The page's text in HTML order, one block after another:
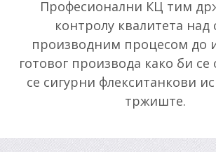
Професионални КЦ тим
контролу квалитета над
производним процесом до
готовог производа како би се
се сигурни флекситанкови
тржиште.